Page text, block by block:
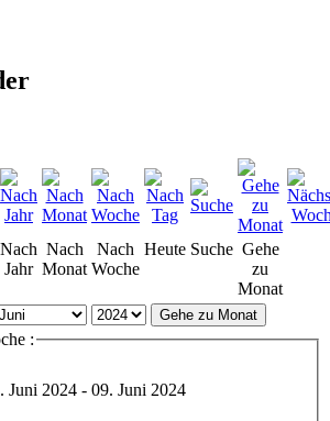
Nach
Jahr
Nach
Monat
Nach
Woche
Heute Suche Gehe
zu
Monat
Gehe zu Monat
:
Juni 2024 - 09. Juni 2024